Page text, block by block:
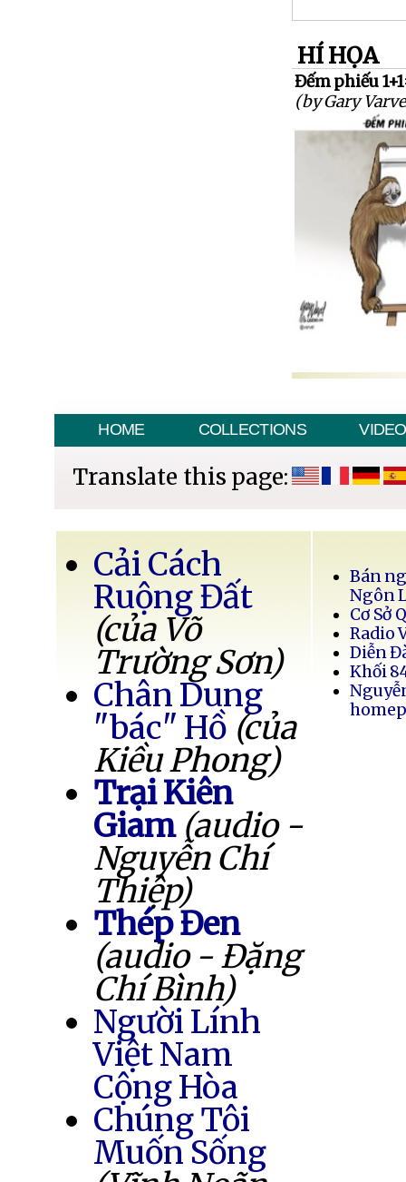
HÍ HỌA
Đếm phiếu
(by Gary
HOME COLLECTIONS VIDEO
Translate this page:
Cải Cách
Ruộng Đất
(của Võ
Trường Sơn)
Chân Dung
"bác" Hồ (của
Kiều Phong)
Trại Kiên
Giam (audio -
Nguyễn Chí
Thiệp)
Thép Đen
(audio - Đặng
Chí Bình)
Người Lính
Việt Nam
Cộng Hòa
Chúng Tôi
Muốn Sống
Bán
Ngôn
Cơ Sở
Radio
Diễn
Khối